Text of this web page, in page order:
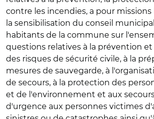
contre les incendies, a pour
la sensibilisation du conseil
habitants de la commune sur
questions relatives à la prévention et
des risques de sécurité civile, à la
mesures de sauvegarde, à
de secours, à la protection des
et de l'environnement et aux
d'urgence aux personnes victimes